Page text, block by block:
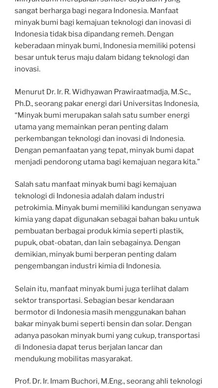
sangat berharga bagi negara Indonesia. Manfaat
minyak bumi bagi kemajuan teknologi dan inovasi di
Indonesia tidak bisa dipandang remeh. Dengan
keberadaan minyak bumi, Indonesia memiliki potensi
besar untuk terus maju dalam bidang teknologi dan
inovasi.
Menurut Dr. Ir. R. Widhyawan Prawiraatmadja, M.Sc.,
Ph.D., seorang pakar energi dari Universitas Indonesia,
“Minyak bumi merupakan salah satu sumber energi
utama yang memainkan peran penting dalam
perkembangan teknologi dan inovasi di Indonesia.
Dengan pemanfaatan yang tepat, minyak bumi dapat
menjadi pendorong utama bagi kemajuan negara kita.”
Salah satu manfaat minyak bumi bagi kemajuan
teknologi di Indonesia adalah dalam industri
petrokimia. Minyak bumi memiliki kandungan senyawa
kimia yang dapat digunakan sebagai bahan baku untuk
pembuatan berbagai produk kimia seperti plastik,
pupuk, obat-obatan, dan lain sebagainya. Dengan
demikian, minyak bumi berperan penting dalam
pengembangan industri kimia di Indonesia.
Selain itu, manfaat minyak bumi juga terlihat dalam
sektor transportasi. Sebagian besar kendaraan
bermotor di Indonesia masih menggunakan bahan
bakar minyak bumi seperti bensin dan solar. Dengan
adanya pasokan minyak bumi yang cukup, transportasi
di Indonesia dapat terus berjalan lancar dan
mendukung mobilitas masyarakat.
Prof. Dr. Ir. Imam Buchori, M.Eng., seorang ahli teknologi